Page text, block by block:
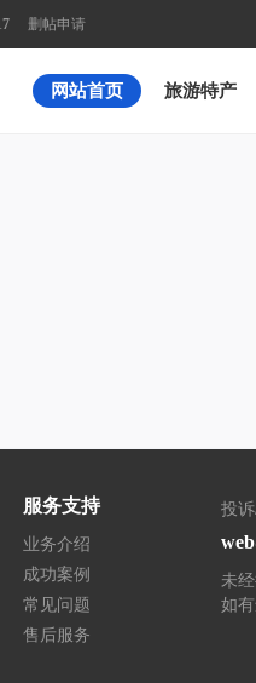
删帖申请
网站首页 旅游特产
服务支持
业务介绍
成功案例
常见问题
售后服务
投
未
如